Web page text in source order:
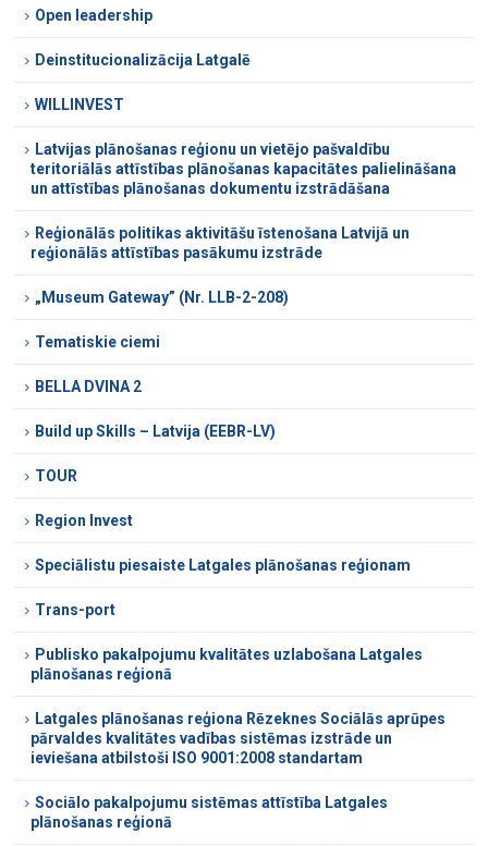
Open leadership
Deinstitucionalizācija Latgalē
WILLINVEST
Latvijas plānošanas reģionu un vietējo pašvaldību
teritoriālās attīstības plānošanas kapacitātes palielināšana
un attīstības plānošanas dokumentu izstrādāšana
Reģionālās politikas aktivitāšu īstenošana Latvijā un
reģionālās attīstības pasākumu izstrāde
„Museum Gateway” (Nr. LLB-2-208)
Tematiskie ciemi
BELLA DVINA 2
Build up Skills – Latvija (EEBR-LV)
TOUR
Region Invest
Speciālistu piesaiste Latgales plānošanas reģionam
Trans-port
Publisko pakalpojumu kvalitātes uzlabošana Latgales
plānošanas reģionā
Latgales plānošanas reģiona Rēzeknes Sociālās aprūpes
pārvaldes kvalitātes vadības sistēmas izstrāde un
ieviešana atbilstoši ISO 9001:2008 standartam
Sociālo pakalpojumu sistēmas attīstība Latgales
plānošanas reģionā